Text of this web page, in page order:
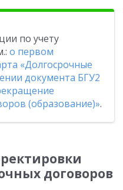
по учету
о первом
«Долгосрочные
документа БГУ2
(образование)».
договоров